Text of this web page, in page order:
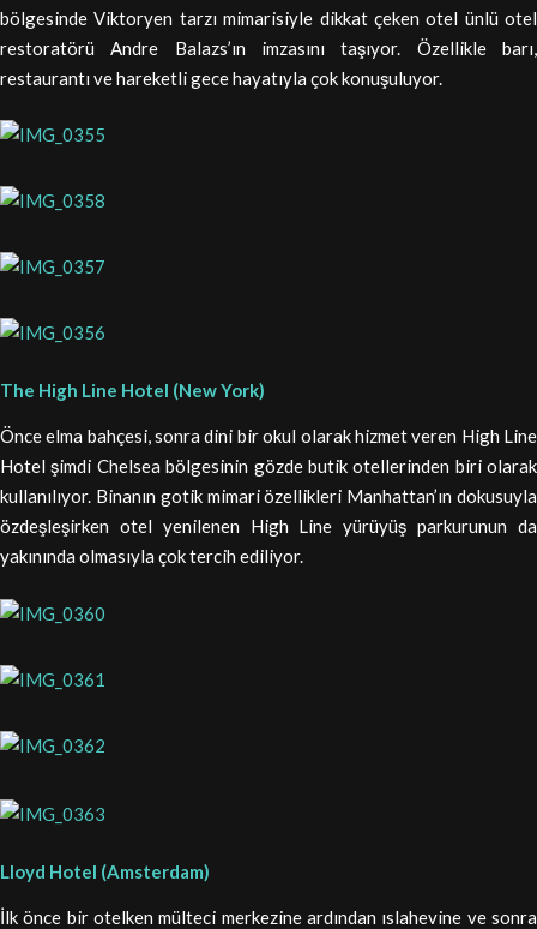
bölgesinde Viktoryen tarzı mimarisiyle dikkat çeken otel ünlü otel
restoratörü Andre Balazs’ın imzasını taşıyor. Özellikle barı,
restaurantı ve hareketli gece hayatıyla çok konuşuluyor.
The High Line Hotel (New York)
Önce elma bahçesi, sonra dini bir okul olarak hizmet veren High Line
Hotel şimdi Chelsea bölgesinin gözde butik otellerinden biri olarak
kullanılıyor. Binanın gotik mimari özellikleri Manhattan’ın dokusuyla
özdeşleşirken otel yenilenen High Line yürüyüş parkurunun da
yakınında olmasıyla çok tercih ediliyor.
Lloyd Hotel (Amsterdam)
İlk önce bir otelken mülteci merkezine ardından ıslahevine ve sonra